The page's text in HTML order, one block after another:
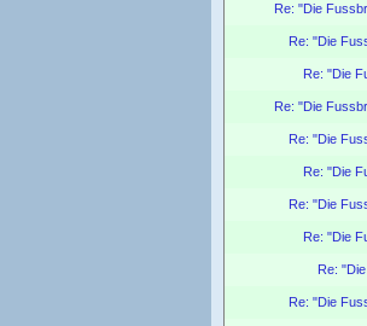
Re: "Die
Re: "Die
Re: "Die
Re: "Die
Re: "Die
Re: "Die
Re: "Die
Re: "Die
Re:
Re: "Die